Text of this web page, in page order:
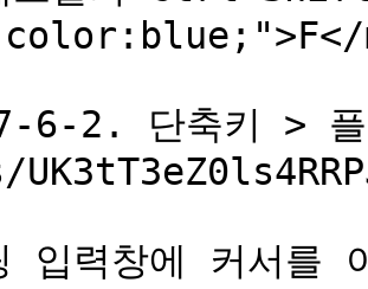
6-2. 단축키 > 플
입력창에 커서